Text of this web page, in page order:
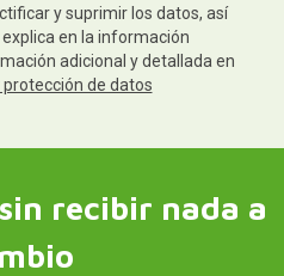
y suprimir los datos, así
en la información
adicional y detallada en
protección de datos
recibir nada a